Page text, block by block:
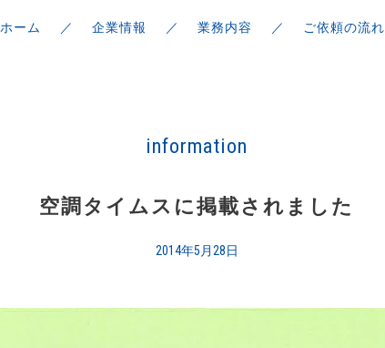
ホーム 企業情報 業務内容 ご依頼の流れ
information
空調タイムスに掲載されました
2014年5月28日